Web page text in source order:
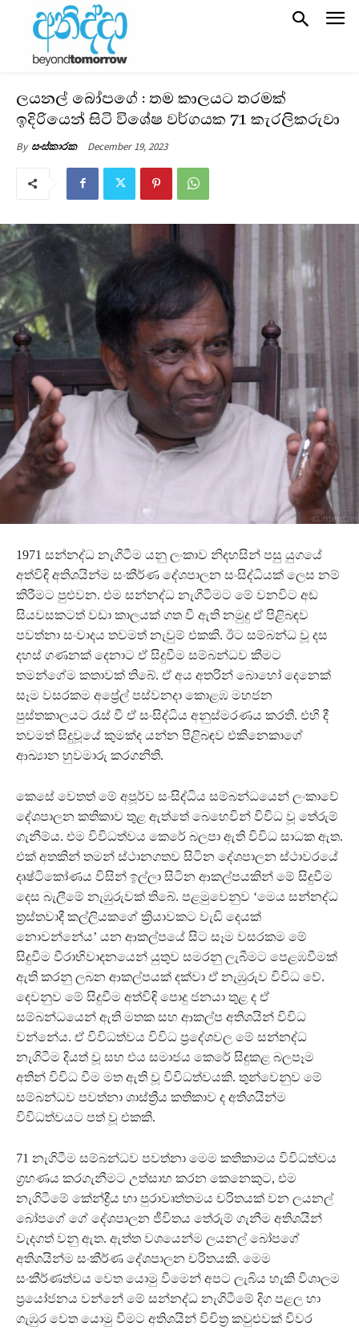
ලයනල් බෝපගේ : තම කාලයට තරමක්
ඉදිරියෙන් සිටි විශේෂ වර්ගයක 71 කැරලිකරුවා
By සංස්කාරක December 19, 2023
1971 සන්නද්ධ නැගිටීම යනු ලංකාව නිදහසින් පසු යුගයේ
අත්විඳි අතිශයින්ම සංකීර්ණ දේශපාලන සංසිද්ධියක් ලෙස නම්
කිරීමට පුළුවන. එම සන්නද්ධ නැගිටීමට මේ වනවිට අඩ
සියවසකටත් වඩා කාලයක් ගත වී ඇති නමුදු ඒ පිළිබඳව
පවත්නා සංවාදය තවමත් නැවුම් එකකි. ඊට සම්බන්ධ වූ දස
දහස් ගණනක් දෙනාට ඒ සිදුවීම සම්බන්ධව කීමට
තමන්ගේම කතාවක් තිබේ. ඒ අය අතරින් බොහෝ දෙනෙක්
සෑම වසරකම අප්‍රේල් පස්වනදා කොළඹ මහජන
පුස්තකාලයට රැස් වී ඒ සංසිද්ධිය අනුස්මරණය කරති. එහි දී
තවමත් සිදුවූයේ කුමක්ද යන්න පිළිබඳව එකිනෙකාගේ
ආඛ්‍යාන හුවමාරු කරගනිති.
කෙසේ වෙතත් මේ අපූර්ව සංසිද්ධිය සම්බන්ධයෙන් ලංකාවේ
දේශපාලන කතිකාව තුළ ඇත්තේ බෙහෙවින් විවිධ වූ තේරුම්
ගැනීම්ය. එම විවිධත්වය කෙරේ බලපා ඇති විවිධ සාධක ඇත.
එක් අතකින් තමන් ස්ථානගතව සිටින දේශපාලන ස්ථාවරයේ
දෘෂ්ටිකෝණය විසින් ඉල්ලා සිටින ආකල්පයකින් මේ සිදුවීම
දෙස බැලීමේ නැඹුරුවක් තිබේ. පළමුවෙනුව ‘මෙය සන්නද්ධ
ත්‍රස්තවාදී කල්ලියකගේ ක්‍රියාවකට වැඩි දෙයක්
නොවන්නේය’ යන ආකල්පයේ සිට සෑම වසරකම මේ
සිදුවීම වීරාභිවාදනයෙන් යුතුව සමරනු ලැබීමට පෙළඹවීමක්
ඇති කරනු ලබන ආකල්පයක් දක්වා ඒ නැඹුරුව විවිධ වේ.
දෙවනුව මේ සිදුවීම අත්විඳි පොදු ජනයා තුළ ද ඒ
සම්බන්ධයෙන් ඇති මතක සහ ආකල්ප අතිශයින් විවිධ
වන්නේය. ඒ විවිධත්වය විවිධ ප්‍රදේශවල මේ සන්නද්ධ
නැගිටීම දියත් වූ සහ එය සමාජය කෙරේ සිදුකළ බලපෑම
අතින් විවිධ වීම මත ඇති වූ විවිධත්වයකි. තුන්වෙනුව මේ
සම්බන්ධව පවත්නා ශාස්ත්‍රීය කතිකාව ද අතිශයින්ම
විවිධත්වයට පත් වූ එකකි.
71 නැගිටීම සම්බන්ධව පවත්නා මෙම කතිකාමය විවිධත්වය
ග්‍රහණය කරගැනීමට උත්සාහ කරන කෙනෙකුට, එම
නැගිටීමේ කේන්ද්‍රීය හා පුරාවෘත්තමය චරිතයක් වන ලයනල්
බෝපගේ ගේ දේශපාලන ජීවිතය තේරුම් ගැනීම අතිශයින්
වැදගත් වනු ඇත. ඇත්ත වශයෙන්ම ලයනල් බෝපගේ
අතිශයින්ම සංකීර්ණ දේශපාලන චරිතයකි. මෙම
සංකීර්ණත්වය වෙත යොමු වීමෙන් අපට ලැබිය හැකි විශාලම
ප්‍රයෝජනය වන්නේ මේ සන්නද්ධ නැගිටීමේ දිග පළල හා
ගැඹුර වෙත යොමු වීමට අතිශයින් විචිත්‍ර කවුළුවක් විවර